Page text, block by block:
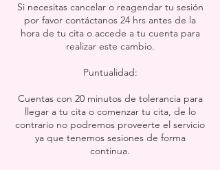
Si necesitas cancelar o reagendar tu sesión
por favor contáctanos 24 hrs antes de la
hora de tu cita o accede a tu cuenta para
realizar este cambio.
Puntualidad:
Cuentas con 20 minutos de tolerancia para
llegar a tu cita o comenzar tu cita, de lo
contrario no podremos proveerte el servicio
ya que tenemos sesiones de forma
continua.